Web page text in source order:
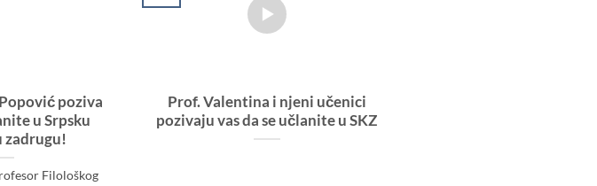
poziva
u Srpsku
zadrugu!
Filološkog
Prof. Valentina i njeni učenici
pozivaju vas da se učlanite u SKZ